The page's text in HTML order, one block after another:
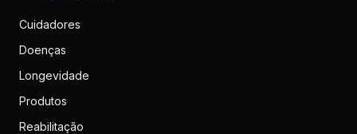
Cuidadores
Doenças
Longevidade
Produtos
Reabilitação